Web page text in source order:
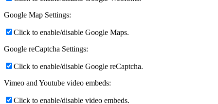
Google Map Settings:
Click to enable/disable Google Maps.
Google reCaptcha Settings:
Click to enable/disable Google reCaptcha.
Vimeo and Youtube video embeds:
Click to enable/disable video embeds.